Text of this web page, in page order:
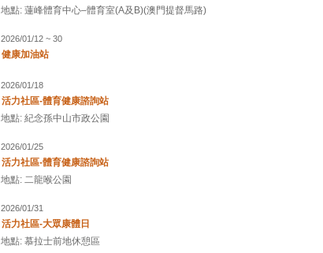
地點: 蓮峰體育中心–體育室(A及B)(澳門提督馬路)
2026/01/12 ~ 30
健康加油站
2026/01/18
活力社區-體育健康諮詢站
地點: 紀念孫中山市政公園
2026/01/25
活力社區-體育健康諮詢站
地點: 二龍喉公園
2026/01/31
活力社區-大眾康體日
地點: 慕拉士前地休憩區